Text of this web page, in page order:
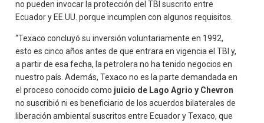
no pueden invocar la protección del TBI suscrito entre
Ecuador y EE.UU. porque incumplen con algunos requisitos.
“Texaco concluyó su inversión voluntariamente en 1992,
esto es cinco años antes de que entrara en vigencia el TBI y,
a partir de esa fecha, la petrolera no ha tenido negocios en
nuestro país. Además, Texaco no es la parte demandada en
el proceso conocido como juicio de Lago Agrio y Chevron
no suscribió ni es beneficiario de los acuerdos bilaterales de
liberación ambiental suscritos entre Ecuador y Texaco, que